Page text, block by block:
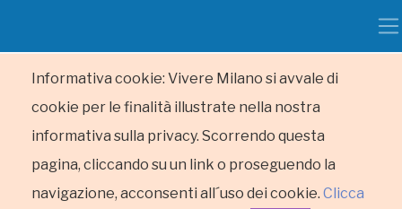
Informativa cookie: Vivere Milano si avvale di
cookie per le finalità illustrate nella nostra
informativa sulla privacy. Scorrendo questa
pagina, cliccando su un link o proseguendo la
navigazione, acconsenti all´uso dei cookie. Clicca